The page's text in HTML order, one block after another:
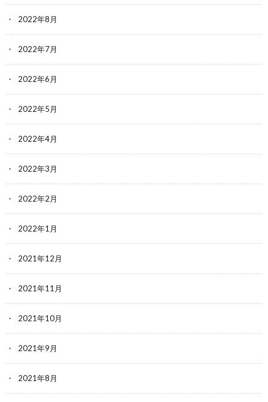
2022年8月
2022年7月
2022年6月
2022年5月
2022年4月
2022年3月
2022年2月
2022年1月
2021年12月
2021年11月
2021年10月
2021年9月
2021年8月